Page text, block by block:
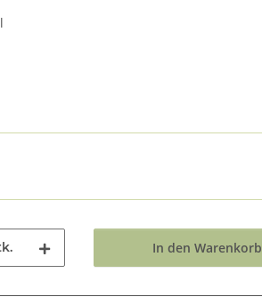
In den Warenkorb